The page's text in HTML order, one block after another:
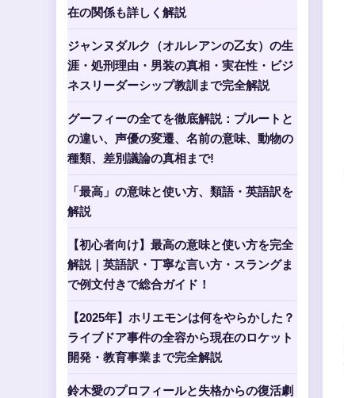
在の関係も詳しく解説
ジャンヌダルク（オルレアンの乙女）の生
涯・処刑理由・男装の真相・実在性・ビジ
ネスリーダーシップ教訓まで完全解説
グーフィーの全てを徹底解説：プルートと
の違い、声優の変遷、名前の意味、動物の
種類、差別議論の真相まで!
「最高」の意味と使い方、類語・英語訳を
解説
【初心者向け】最高の意味と使い方を完全
解説｜英語訳・丁寧な言い方・スラングま
で例文付きで総合ガイド！
【2025年】ホリエモンは何をやらかした？
ライブドア事件の全容から現在のロケット
開発・教育事業まで完全解説
鈴木愛のプロフィールと失格からの復活劇